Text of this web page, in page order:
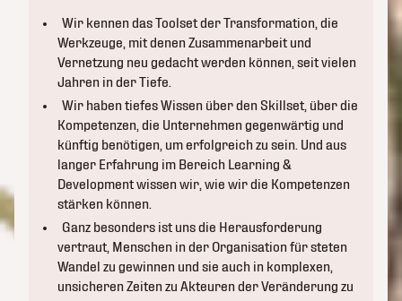
Wir kennen das Toolset der Transformation, die
Werkzeuge, mit denen Zusammenarbeit und
Vernetzung neu gedacht werden können, seit vielen
Jahren in der Tiefe.
Wir haben tiefes Wissen über den Skillset, über die
Kompetenzen, die Unternehmen gegenwärtig und
künftig benötigen, um erfolgreich zu sein. Und aus
langer Erfahrung im Bereich Learning &
Development wissen wir, wie wir die Kompetenzen
stärken können.
Ganz besonders ist uns die Herausforderung
vertraut, Menschen in der Organisation für steten
Wandel zu gewinnen und sie auch in komplexen,
unsicheren Zeiten zu Akteuren der Veränderung zu